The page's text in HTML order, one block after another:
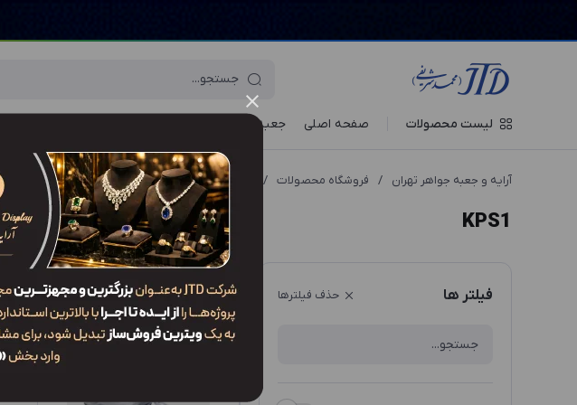
لیست محصولات صفحه اصلی جعبه‌ ها
آرایه و جعبه جواهر تهران / فروشگاه محصولات / انواع مدل محصولات /
KPS1
KPS1
فیلتر ها حذف فیلترها
ترتیب نمایش: جدیدترین محبوب‌ترین